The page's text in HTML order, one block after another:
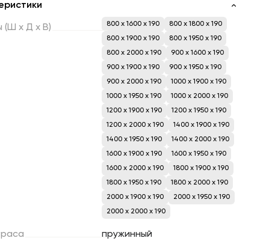
(Ш х Д х В) 800 x 1600 x 190
800 x 1800 x 190
800 x 1900 x 190
800 x 1950 x 190
800 x 2000 x 190
900 x 1600 x 190
900 x 1900 x 190
900 x 1950 x 190
900 x 2000 x 190
1000 x 1900 x 190
1000 x 1950 x 190
1000 x 2000 x 190
1200 x 1900 x 190
1200 x 1950 x 190
1200 x 2000 x 190
1400 x 1900 x 190
1400 x 1950 x 190
1400 x 2000 x 190
1600 x 1900 x 190
1600 x 1950 x 190
1600 x 2000 x 190
1800 x 1900 x 190
1800 x 1950 x 190
1800 x 2000 x 190
2000 x 1900 x 190
2000 x 1950 x 190
2000 x 2000 x 190
пружинный